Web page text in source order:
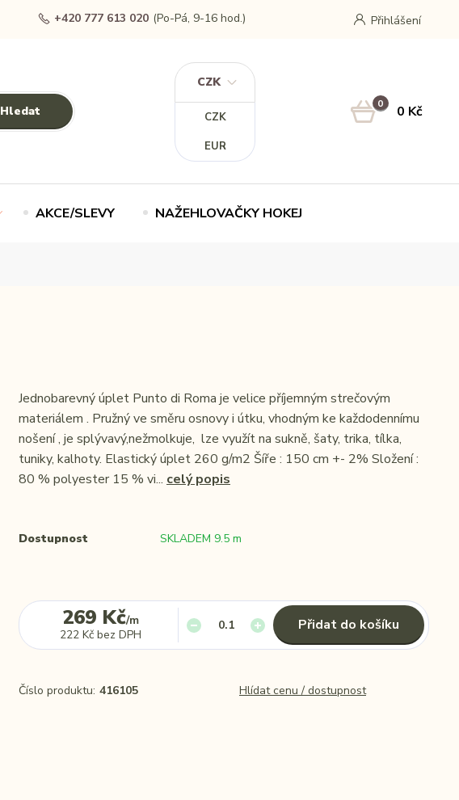
CZK
CZK
EUR
Přihlášení
Hledat
+420 777 613 020 (Po-Pá, 9-16 hod.)
0 0 Kč
AKCE/SLEVY NAŽEHLOVAČKY HOKEJ
Jednobarevný úplet Punto di Roma je velice příjemným strečovým
materiálem . Pružný ve směru osnovy i útku, vhodným ke každodennímu
nošení , je splývavý,nežmolkuje, lze využít na sukně, šaty, trika, tílka,
tuniky, kalhoty. Elastický úplet 260 g/m2 Šíře : 150 cm +- 2% Složení :
80 % polyester 15 % vi... celý popis
Dostupnost SKLADEM 9.5 m
269 Kč/m
222 Kč bez DPH
Přidat do košíku
Číslo produktu: 416105 Hlídat cenu / dostupnost